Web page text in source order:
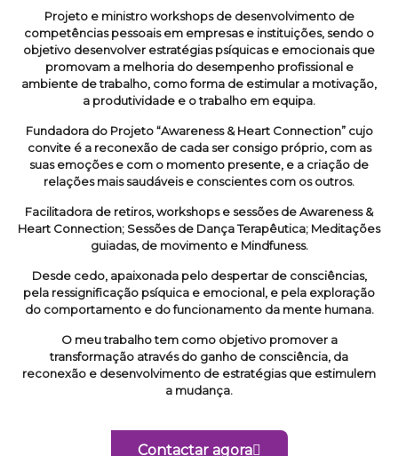
Projeto e ministro workshops de desenvolvimento de
competências pessoais em empresas e instituições, sendo o
objetivo desenvolver estratégias psíquicas e emocionais que
promovam a melhoria do desempenho profissional e
ambiente de trabalho, como forma de estimular a motivação,
a produtividade e o trabalho em equipa.
Fundadora do Projeto “Awareness & Heart Connection” cujo
convite é a reconexão de cada ser consigo próprio, com as
suas emoções e com o momento presente, e a criação de
relações mais saudáveis e conscientes com os outros.
Facilitadora de retiros, workshops e sessões de Awareness &
Heart Connection; Sessões de Dança Terapêutica; Meditações
guiadas, de movimento e Mindfuness.
Desde cedo, apaixonada pelo despertar de consciências,
pela ressignificação psíquica e emocional, e pela exploração
do comportamento e do funcionamento da mente humana.
O meu trabalho tem como objetivo promover a
transformação através do ganho de consciência, da
reconexão e desenvolvimento de estratégias que estimulem
a mudança.
Contactar agora